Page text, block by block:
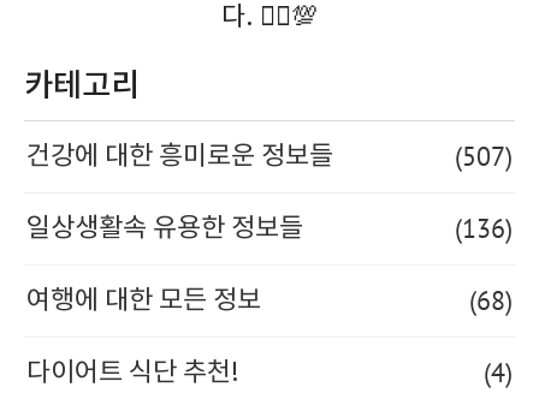
다. 🚶‍♀️💯
카테고리
건강에 대한 흥미로운 정보들 (507)
일상생활속 유용한 정보들 (136)
여행에 대한 모든 정보 (68)
다이어트 식단 추천! (4)